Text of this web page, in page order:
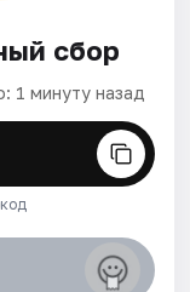
сбор
1 минуту назад